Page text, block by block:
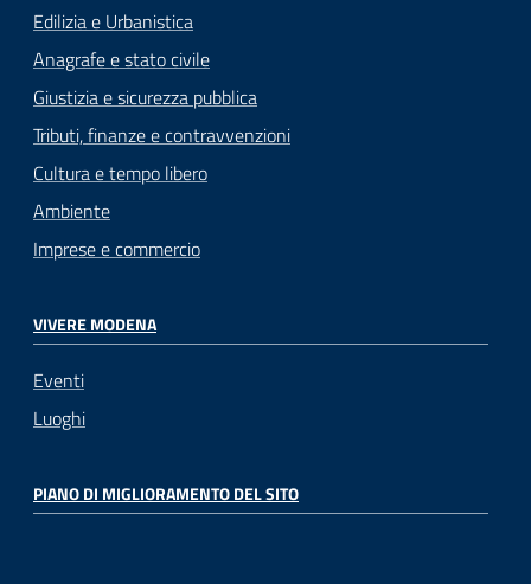
Edilizia e Urbanistica
Anagrafe e stato civile
Giustizia e sicurezza pubblica
Tributi, finanze e contravvenzioni
Cultura e tempo libero
Ambiente
Imprese e commercio
VIVERE MODENA
Eventi
Luoghi
PIANO DI MIGLIORAMENTO DEL SITO